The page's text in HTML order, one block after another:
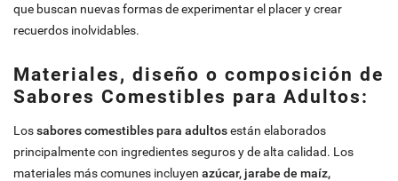
que buscan nuevas formas de experimentar el placer y crear
recuerdos inolvidables.
Materiales, diseño o composición de
Sabores Comestibles para Adultos:
Lossabores comestibles para adultosestán elaborados
principalmente con ingredientes seguros y de alta calidad. Los
materiales más comunes incluyen azúcar, jarabe de maíz,